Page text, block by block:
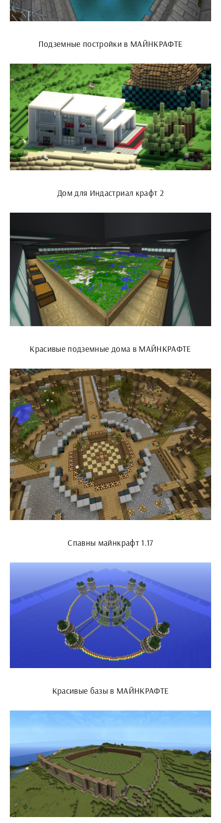
Подземные постройки в МАЙНКРАФТЕ
Дом для Индастриал крафт 2
Красивые подземные дома в МАЙНКРАФТЕ
Спавны майнкрафт 1.17
Красивые базы в МАЙНКРАФТЕ